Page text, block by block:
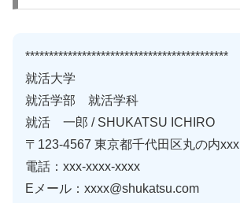
*******************************************
就活大学
就活学部 就活学科
就活 一郎 / SHUKATSU ICHIRO
〒123-4567 東京都千代田区丸の内xxx
電話：xxx-xxxx-xxxx
Eメール：xxxx@shukatsu.com